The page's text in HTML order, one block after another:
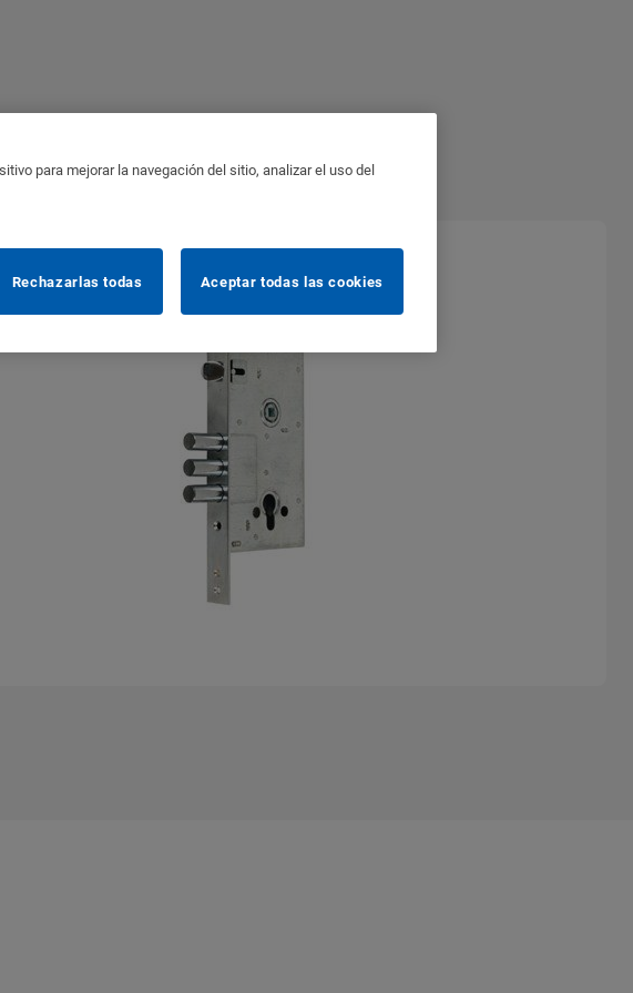
para mejorar la navegación del sitio, analizar el uso del
Rechazarlas todas
Aceptar todas las cookies